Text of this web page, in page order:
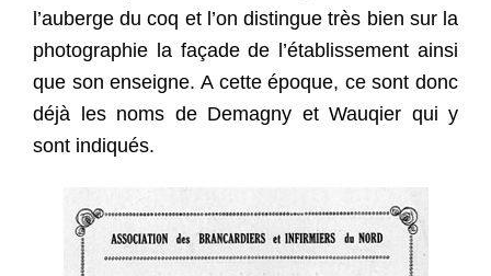
l’auberge du coq et l’on distingue très bien sur la
photographie la façade de l’établissement ainsi
que son enseigne. A cette époque, ce sont donc
déjà les noms de Demagny et Wauqier qui y
sont indiqués.